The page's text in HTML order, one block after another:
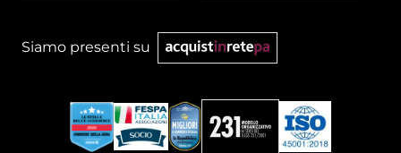
Siamo presenti su